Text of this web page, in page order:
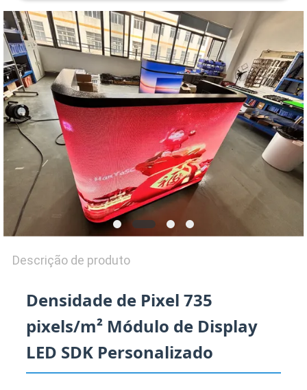
NOTÍCIA
PEÇA
UMAS
CITAÇÕES
SITEMAP
PRIVACY
POLICY
Descrição de produto
Densidade de Pixel 735
pixels/m² Módulo de Display
LED SDK Personalizado